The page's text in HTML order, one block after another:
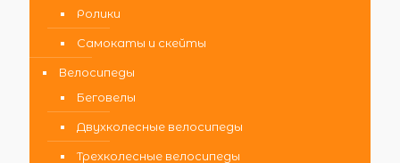
Ролики
Самокаты и скейты
Велосипеды
Беговелы
Двухколесные велосипеды
Трехколесные велосипеды